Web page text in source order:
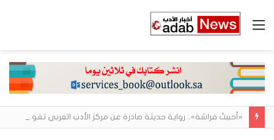
القائمة
«أحببتُ فراشة».. رواية حديثة صادرة عن مركز الأدب العربي تغوص في هشاشة الحب وصراعات الذات